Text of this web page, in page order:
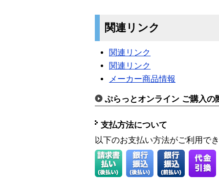
関連リンク
関連リンク
関連リンク
メーカー商品情報
ぷらっとオンライン ご購入の
支払方法について
以下のお支払い方法がご利用で